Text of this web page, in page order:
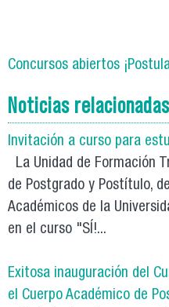
Concursos abiertos
Noticias relacionadas
Invitación a curso para
La Unidad de Formación
de Postgrado y Postítulo,
Académicos de la
en el curso "SÍ!...
Exitosa inauguración del
el Cuerpo Académico de